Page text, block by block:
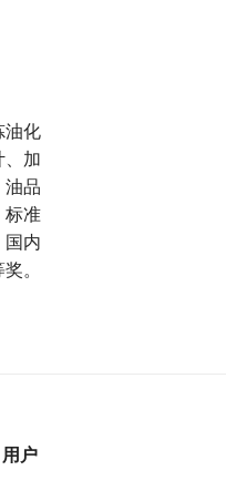
油化
、加
油品
标准
国内
。
用户